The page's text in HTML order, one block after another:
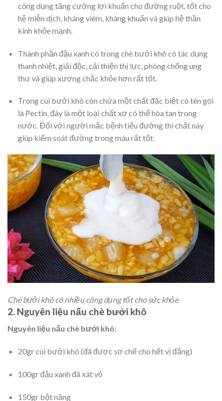
công dụng tăng cường lợi khuẩn cho đường ruột, tốt cho
hệ miễn dịch, kháng viêm, kháng khuẩn và giúp hệ thần
kinh khỏe mạnh.
Thành phần đậu xanh có trong chè bưởi khô có tác dụng
thanh nhiệt, giải độc, cải thiện thị lực, phòng chống ung
thư và giúp xương chắc khỏe hơn rất tốt.
Trong cùi bưởi khô còn chứa một chất đặc biệt có tên gọi
là Pectin, đây là một loại chất xơ có thể hòa tan trong
nước. Đối với người mắc bệnh tiểu đường thì chất này
giúp kiểm soát đường trong máu rất tốt.
Chè bưởi khô có nhiều công dụng tốt cho sức khỏe
2. Nguyên liệu nấu chè bưởi khô
Nguyên liệu nấu chè bưởi khô:
20gr cùi bưởi khô (đã được sơ chế cho hết vị đắng)
100gr đậu xanh đã xát vỏ
150gr bột năng